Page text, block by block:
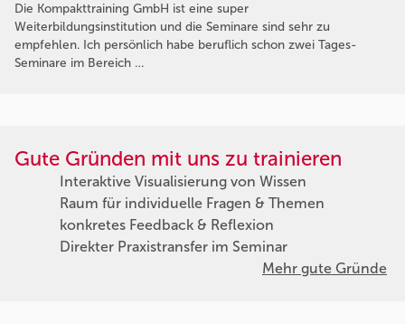
Die Kompakttraining GmbH ist eine super
Weiterbildungsinstitution und die Seminare sind sehr zu
empfehlen. Ich persönlich habe beruflich schon zwei Tages-
Seminare im Bereich …
Gute Gründen mit uns zu trainieren
Interaktive Visualisierung von Wissen
Raum für individuelle Fragen & Themen
konkretes Feedback & Reflexion
Direkter Praxistransfer im Seminar
Mehr gute Gründe